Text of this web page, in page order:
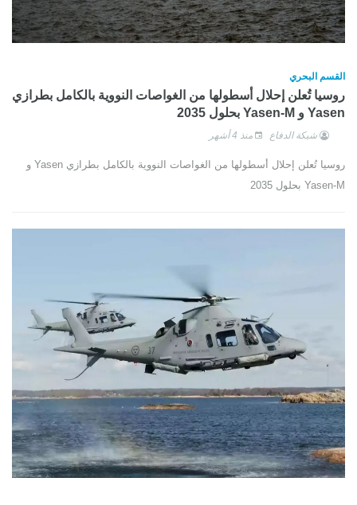
القسم البحري
روسيا تُعلن إحلال أسطولها من الغواصات النووية بالكامل بطرازي
Yasen و Yasen-M بحلول 2035
شبكة الدفاع منذ 4 أشهر
روسيا تُعلن إحلال أسطولها من الغواصات النووية بالكامل بطرازي Yasen و
Yasen-M بحلول 2035